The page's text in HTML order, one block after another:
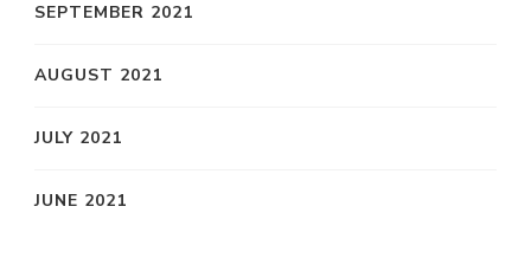
SEPTEMBER 2021
AUGUST 2021
JULY 2021
JUNE 2021